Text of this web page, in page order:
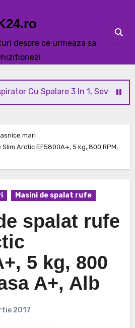
despre ce urmeaza sa
Spalare 3 In 1, SeveShop® C3
mari
Arctic EF5800A+, 5 kg, 800 RPM,
Masini de spalat rufe
spalat rufe
5 kg, 800
A+, Alb
2017